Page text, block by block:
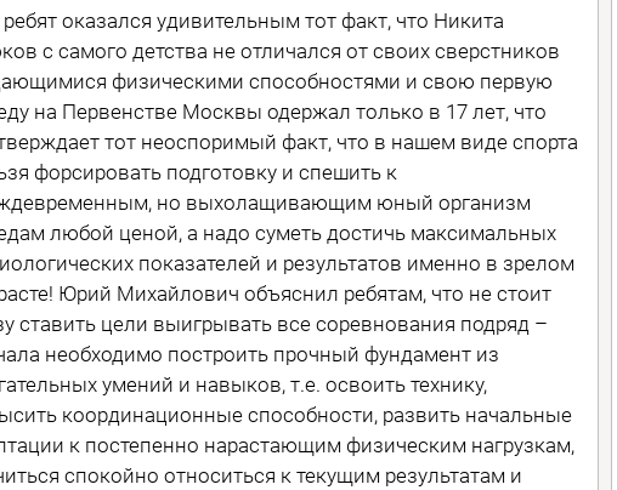
оказался удивительным тот факт, что Никита
с самого детства не отличался от своих сверстников
физическими способностями и свою первую
на Первенстве Москвы одержал только в 17 лет, что
тот неоспоримый факт, что в нашем виде спорта
форсировать подготовку и спешить к
но выхолащивающим юный организм
любой ценой, а надо суметь достичь максимальных
показателей и результатов именно в зрелом
Юрий Михайлович объяснил ребятам, что не стоит
ставить цели выигрывать все соревнования подряд –
необходимо построить прочный фундамент из
умений и навыков, т.е. освоить технику,
координационные способности, развить начальные
к постепенно нарастающим физическим нагрузкам,
спокойно относиться к текущим результатам и